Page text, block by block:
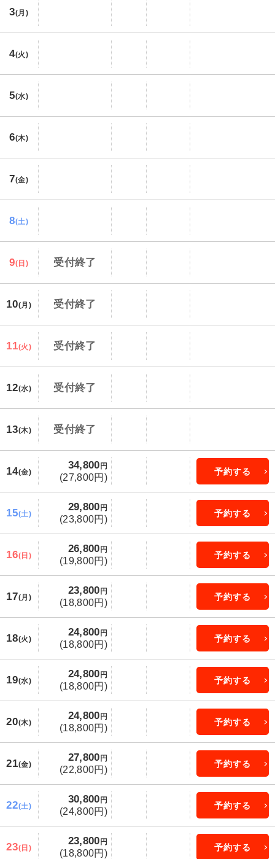
3(月)
4(火)
5(水)
6(木)
7(金)
8(土)
9(日) 受付終了
10(月) 受付終了
11(火) 受付終了
12(水) 受付終了
13(木) 受付終了
14(金)
34,800 円
(27,800円)
予約する
15(土)
29,800 円
(23,800円)
予約する
16(日)
26,800 円
(19,800円)
予約する
17(月)
23,800 円
(18,800円)
予約する
18(火)
24,800 円
(18,800円)
予約する
19(水)
24,800 円
(18,800円)
予約する
20(木)
24,800 円
(18,800円)
予約する
21(金)
27,800 円
(22,800円)
予約する
22(土)
30,800 円
(24,800円)
予約する
23(日)
23,800 円
(18,800円)
予約する